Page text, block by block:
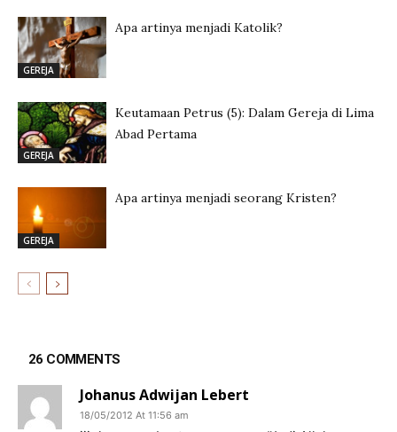
GEREJA
Apa artinya menjadi Katolik?
GEREJA
Keutamaan Petrus (5): Dalam Gereja di Lima
Abad Pertama
GEREJA
Apa artinya menjadi seorang Kristen?
26 COMMENTS
Johanus Adwijan Lebert
18/05/2012 At 11:56 am